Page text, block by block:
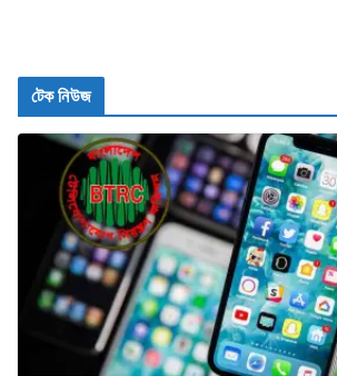
টেক নিউজ